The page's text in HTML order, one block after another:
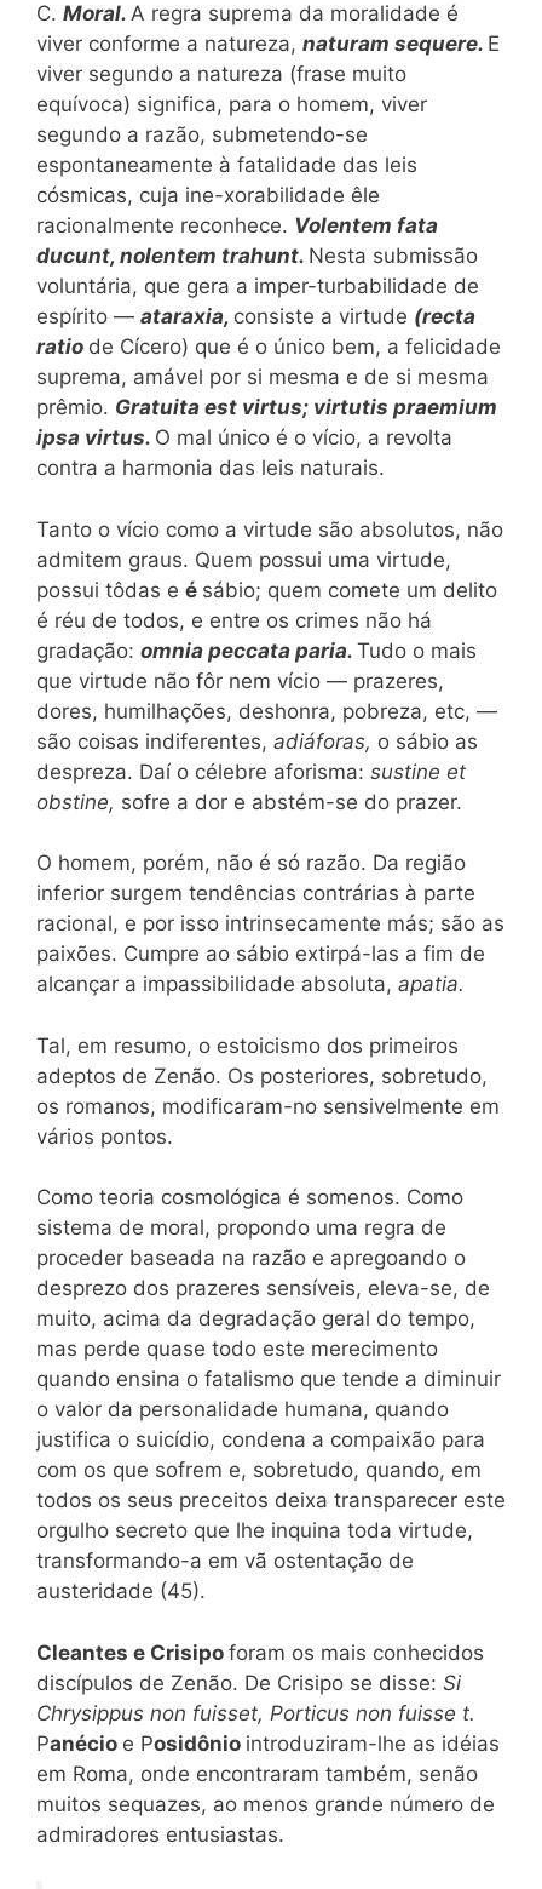
C. Moral. A regra suprema da moralidade é
viver conforme a natureza, naturam sequere. Ε
viver segundo a natureza (frase muito
equívoca) significa, para o homem, viver
segundo a razão, submetendo-se
espontaneamente à fatalidade das leis
cósmicas, cuja ine-xorabilidade êle
racionalmente reconhece. Volentem fata
ducunt, nolentem trahunt. Nesta submissão
voluntária, que gera a imper-turbabilidade de
espírito — ataraxia, consiste a virtude (recta
ratio de Cícero) que é o único bem, a felicidade
suprema, amável por si mesma e de si mesma
prêmio. Gratuita est virtus; virtutis praemium
ipsa virtus. O mal único é o vício, a revolta
contra a harmonia das leis naturais.
Tanto o vício como a virtude são absolutos, não
admitem graus. Quem possui uma virtude,
possui tôdas e é sábio; quem comete um delito
é réu de todos, e entre os crimes não há
gradação: omnia peccata paria. Tudo o mais
que virtude não fôr nem vício — prazeres,
dores, humilhações, deshonra, pobreza, etc, —
são coisas indiferentes, adiáforas, o sábio as
despreza. Daí o célebre aforisma: sustine et
obstine, sofre a dor e abstém-se do prazer.
O homem, porém, não é só razão. Da região
inferior surgem tendências contrárias à parte
racional, e por isso intrinsecamente más; são as
paixões. Cumpre ao sábio extirpá-las a fim de
alcançar a impassibilidade absoluta, apatia.
Tal, em resumo, o estoicismo dos primeiros
adeptos de Zenão. Os posteriores, sobretudo,
os romanos, modificaram-no sensivelmente em
vários pontos.
Como teoria cosmológica é somenos. Como
sistema de moral, propondo uma regra de
proceder baseada na razão e apregoando o
desprezo dos prazeres sensíveis, eleva-se, de
muito, acima da degradação geral do tempo,
mas perde quase todo este merecimento
quando ensina o fatalismo que tende a diminuir
o valor da personalidade humana, quando
justifica o suicídio, condena a compaixão para
com os que sofrem e, sobretudo, quando, em
todos os seus preceitos deixa transparecer este
orgulho secreto que lhe inquina toda virtude,
transformando-a em vã ostentação de
austeridade (45).
Cleantes e Crisipo foram os mais conhecidos
discípulos de Zenão. De Crisipo se disse: Si
Chrysippus non fuisset, Porticus non fuisse t.
Panécio e Posidônio introduziram-lhe as idéias
em Roma, onde encontraram também, senão
muitos sequazes, ao menos grande número de
admiradores entusiastas.